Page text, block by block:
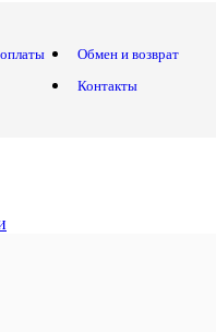
Обмен и возврат
Контакты